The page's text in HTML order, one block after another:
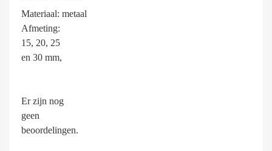
Materiaal: metaal
Afmeting:
15, 20, 25
en 30 mm,
Er zijn nog
geen
beoordelingen.